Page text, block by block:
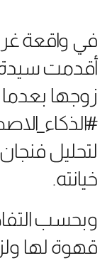
في واقعة
أقدمت
زوجها بعدما
لتحليل
خيانته.
وبحسب
قهوة لها